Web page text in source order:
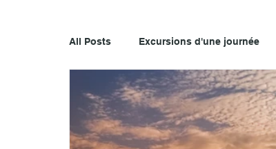
All Posts Excursions d'une journée
Conseils pour Paraty